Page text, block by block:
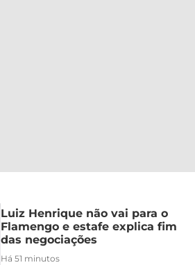
Luiz Henrique não vai para o
Flamengo e estafe explica fim
das negociações
Há 51 minutos